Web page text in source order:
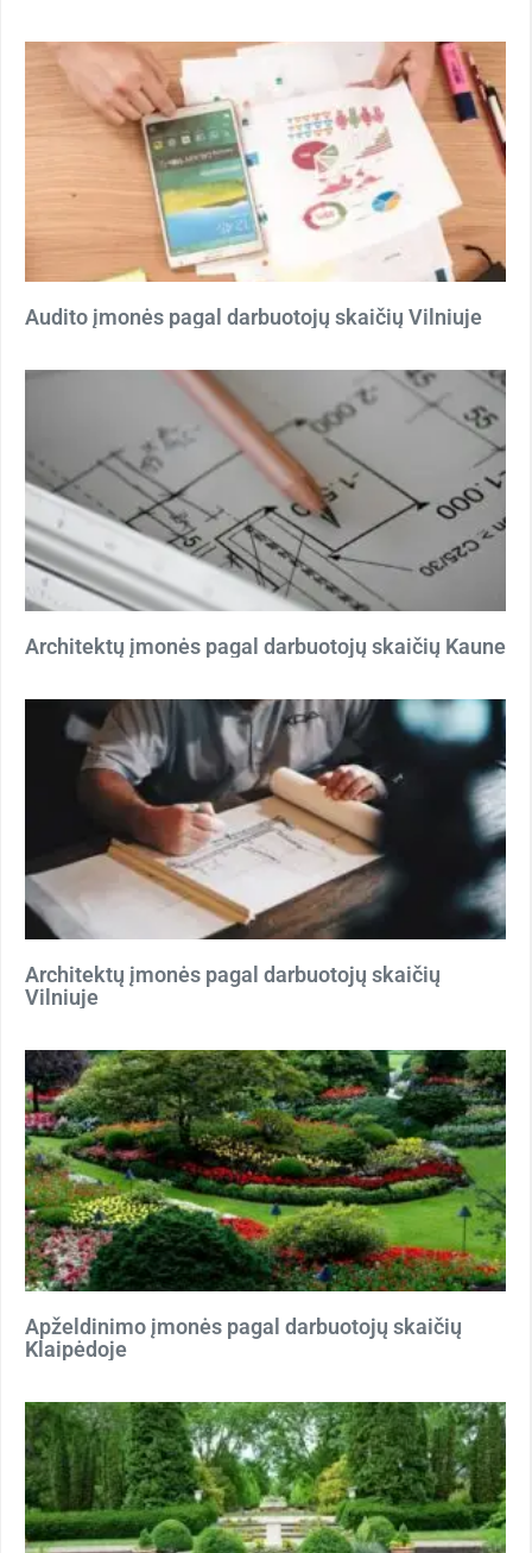
Audito įmonės pagal darbuotojų skaičių Vilniuje
Architektų įmonės pagal darbuotojų skaičių Kaune
Architektų įmonės pagal darbuotojų skaičių
Vilniuje
Apželdinimo įmonės pagal darbuotojų skaičių
Klaipėdoje